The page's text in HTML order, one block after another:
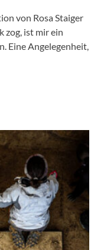
von Rosa Staiger
zog, ist mir ein
Eine Angelegenheit,